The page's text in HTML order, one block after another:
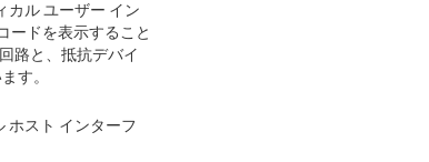
カル ユーザー イン
ードを表示すること
路と、抵抗デバイ
す。
ホスト インターフ